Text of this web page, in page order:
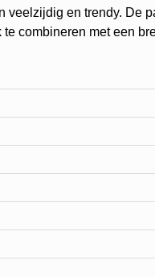
veelzijdig en trendy. De
combineren met een